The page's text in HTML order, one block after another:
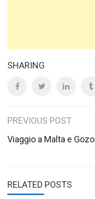
SHARING
Post
navigation
PREVIOUS POST
Viaggio a Malta e Gozo
RELATED POSTS